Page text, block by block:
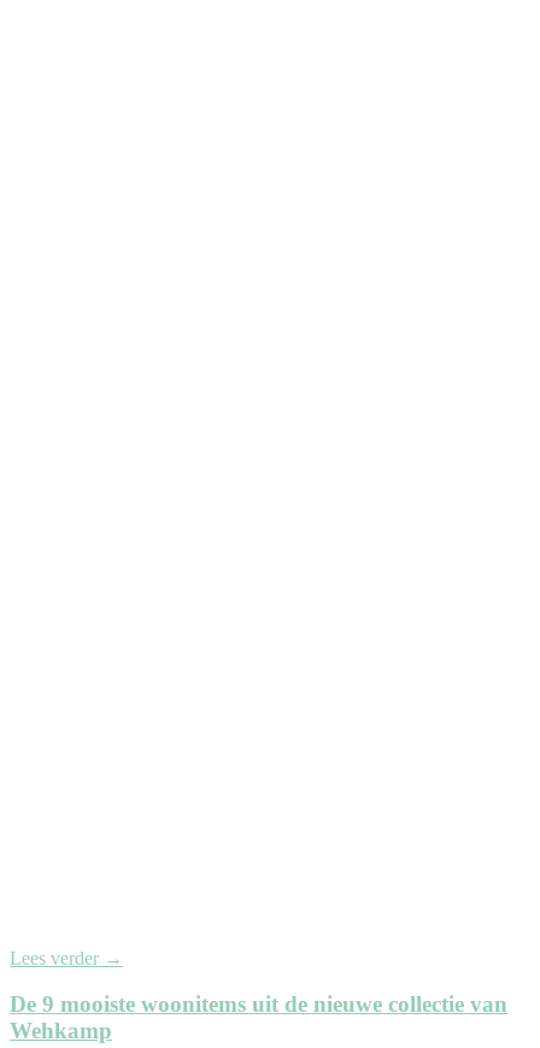
Lees verder →
De 9 mooiste woonitems uit de nieuwe collectie van
Wehkamp